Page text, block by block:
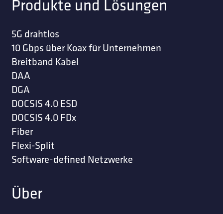
Produkte und Lösungen
5G drahtlos
10 Gbps über Koax für Unternehmen
Breitband Kabel
DAA
DGA
DOCSIS 4.0 ESD
DOCSIS 4.0 FDx
Fiber
Flexi-Split
Software-defined Netzwerke
Über